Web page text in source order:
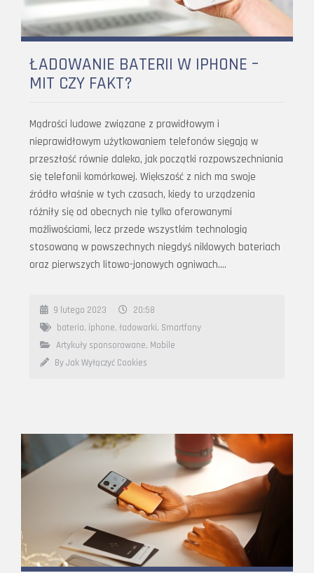
ŁADOWANIE BATERII W IPHONE –
MIT CZY FAKT?
Mądrości ludowe związane z prawidłowym i
nieprawidłowym użytkowaniem telefonów sięgają w
przeszłość równie daleko, jak początki rozpowszechniania
się telefonii komórkowej. Większość z nich ma swoje
źródło właśnie w tych czasach, kiedy to urządzenia
różniły się od obecnych nie tylko oferowanymi
możliwościami, lecz przede wszystkim technologią
stosowaną w powszechnych niegdyś niklowych bateriach
oraz pierwszych litowo-jonowych ogniwach….
9 lutego 2023
20:58
bateria, iphone, ładowarki, Smartfony
Artykuły sponsorowane, Mobile
By Jak Wyłączyć Cookies